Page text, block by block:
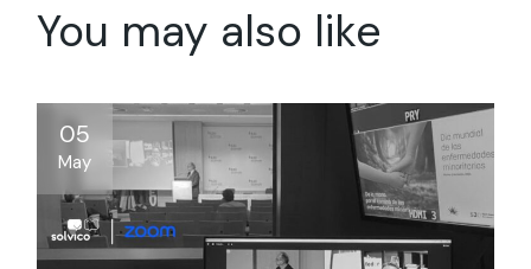
You may also like
05
May